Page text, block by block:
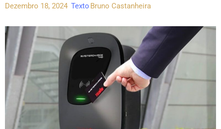
Dezembro 18, 2024 Texto Bruno Castanheira